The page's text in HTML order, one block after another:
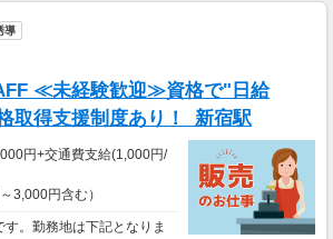
り）＞
料をもらいに行く手間は
＿＿＿＿＿＿＿
この高日給！
入例』をご紹介
￣￣￣￣￣￣￣
／夜勤で月22日勤務
日
導
≪未経験歓迎≫資格で"日給
取得支援制度あり！_新宿駅
円+交通費支給(1,000円/
3,000円含む）
あり！☆
は日給12,000円（交通費
す。勤務地は下記となりま